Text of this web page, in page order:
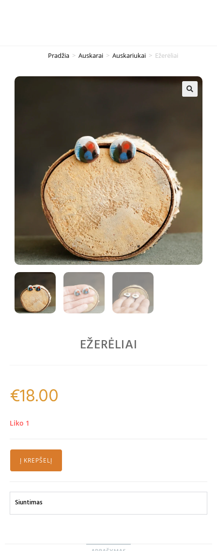
Pradžia > Auskarai > Auskariukai > Ežerėliai
EŽERĖLIAI
€18.00
Liko 1
Į KREPŠELĮ
Siuntimas